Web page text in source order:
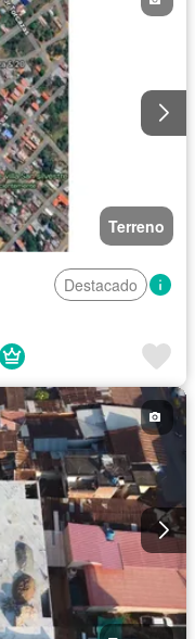
Terreno
Destacado